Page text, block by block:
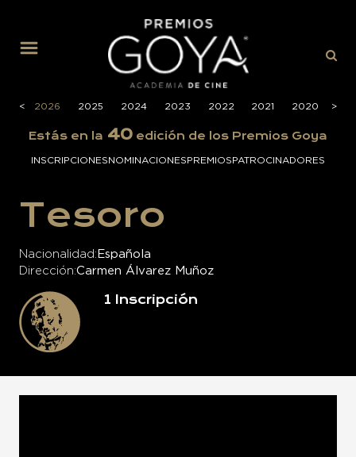
< 2026 2025 2024 2023 2022 2021 2020 >
Estás en la 40 edición de los Premios Goya
INSCRIPCIONESNOMINACIONESPREMIOSPATROCINADORES
Tesoro
Nacionalidad Española
Dirección Carmen Álvarez Muñoz
1 Inscripción